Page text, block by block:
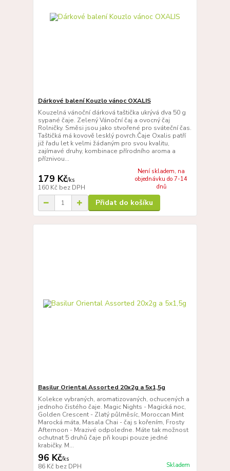
Dárkové balení Kouzlo vánoc OXALIS
Kouzelná vánoční dárková taštička ukrývá dva 50 g
sypané čaje. Zelený Vánoční čaj a ovocný čaj
Rolničky. Směsi jsou jako stvořené pro sváteční čas.
Taštičká má kovově lesklý povrch.Čaje Oxalis patří
již řadu let k velmi žádaným pro svou kvalitu,
zajímavé druhy, kombinace přírodního aroma a
příznivou...
179 Kč/ks
160 Kč bez DPH
Není skladem, na
objednávku do 7-14
dnů
Přidat do košíku
Basilur Oriental Assorted 20x2g a 5x1,5g
Kolekce vybraných, aromatizovaných, ochucených a
jednoho čistého čaje. Magic Nights - Magická noc,
Golden Crescent - Zlatý půlměsíc, Moroccan Mint
Marocká máta, Masala Chai - čaj s kořením, Frosty
Afternoon - Mrazivé odpoledne. Máte tak možnost
ochutnat 5 druhů čaje při koupi pouze jedné
krabičky. M...
96 Kč/ks
86 Kč bez DPH Skladem